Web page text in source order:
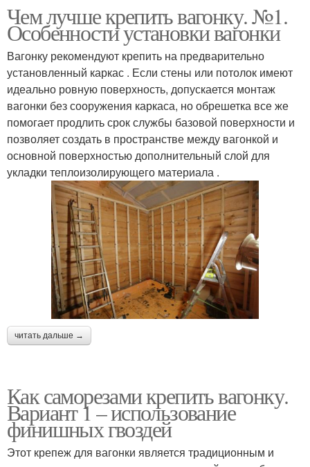
Чем лучше крепить вагонку. №1.
Особенности установки вагонки
Вагонку рекомендуют крепить на предварительно
установленный каркас . Если стены или потолок имеют
идеально ровную поверхность, допускается монтаж
вагонки без сооружения каркаса, но обрешетка все же
помогает продлить срок службы базовой поверхности и
позволяет создать в пространстве между вагонкой и
основной поверхностью дополнительный слой для
укладки теплоизолирующего материала .
читать дальше →
Как саморезами крепить вагонку.
Вариант 1 – использование
финишных гвоздей
Этот крепеж для вагонки является традиционным и